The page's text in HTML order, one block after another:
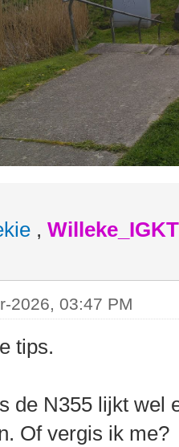
, Willeke_IGKT
2026, 03:47 PM
tips.
de N355 lijkt wel
Of vergis ik me?